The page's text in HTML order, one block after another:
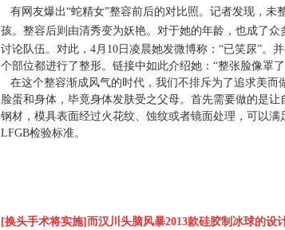
有网友爆出“蛇精女”整容前后的对比照。记者发现，
孩。整容后则由清秀变为妖艳。对于她的年龄，也成了众
讨论队伍。对此，4月10日凌晨她发微博称：“已笑尿”。
个部位都进行了整形。链接中如此介绍她：“整张脸像罩
在这个整容渐成风气的时代，我们不排斥为了追求美
脸蛋和身体，毕竟身体发肤受之父母。首先需要做的是让
钢材，模具表面经过火花纹、蚀纹或者镜面处理，可以
LFGB检验标准。
[换头手术将实施]而汉川头脑风暴2013款硅胶制冰球的设